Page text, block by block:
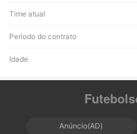
Time atual
Período do contrato
Idade
Anúncio(AD)